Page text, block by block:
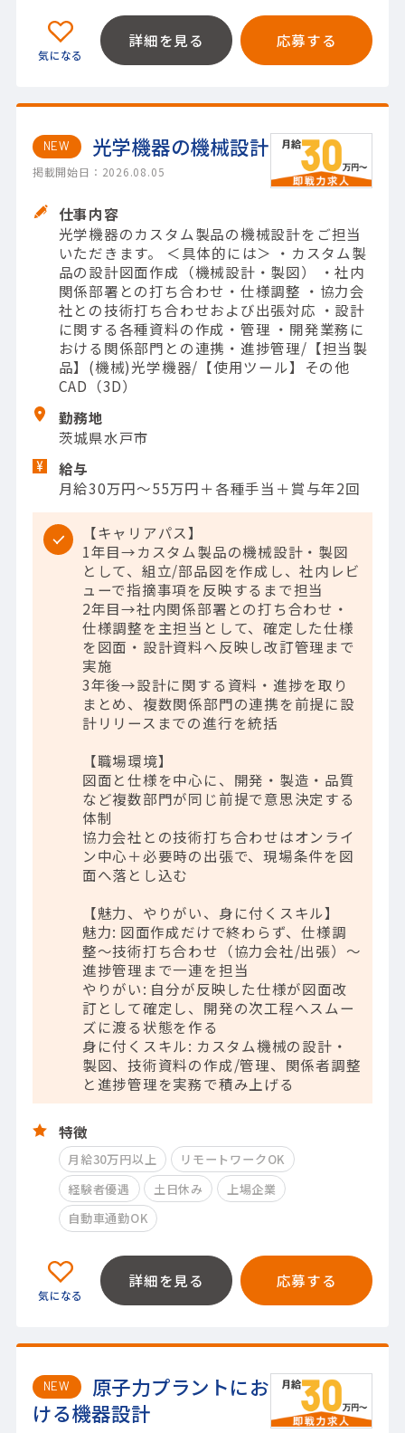
詳細を見る 応募する
NEW 光学機器の機械設計
掲載開始日：2026.08.05
仕事内容
光学機器のカスタム製品の機械設計をご担当
いただきます。 ＜具体的には＞ ・カスタム製
品の設計図面作成（機械設計・製図） ・社内
関係部署との打ち合わせ・仕様調整 ・協力会
社との技術打ち合わせおよび出張対応 ・設計
に関する各種資料の作成・管理 ・開発業務に
おける関係部門との連携・進捗管理/【担当製
品】(機械)光学機器/【使用ツール】その他
CAD（3D）
勤務地
茨城県水戸市
給与
月給30万円～55万円＋各種手当＋賞与年2回
【キャリアパス】
1年目→カスタム製品の機械設計・製図
として、組立/部品図を作成し、社内レビ
ューで指摘事項を反映するまで担当
2年目→社内関係部署との打ち合わせ・
仕様調整を主担当として、確定した仕様
を図面・設計資料へ反映し改訂管理まで
実施
3年後→設計に関する資料・進捗を取り
まとめ、複数関係部門の連携を前提に設
計リリースまでの進行を統括
【職場環境】
図面と仕様を中心に、開発・製造・品質
など複数部門が同じ前提で意思決定する
体制
協力会社との技術打ち合わせはオンライ
ン中心＋必要時の出張で、現場条件を図
面へ落とし込む
【魅力、やりがい、身に付くスキル】
魅力: 図面作成だけで終わらず、仕様調
整～技術打ち合わせ（協力会社/出張）～
進捗管理まで一連を担当
やりがい: 自分が反映した仕様が図面改
訂として確定し、開発の次工程へスムー
ズに渡る状態を作る
身に付くスキル: カスタム機械の設計・
製図、技術資料の作成/管理、関係者調整
と進捗管理を実務で積み上げる
特徴
月給30万円以上
リモートワークOK
経験者優遇
土日休み
上場企業
自動車通勤OK
詳細を見る 応募する
NEW
原子力プラントにお
ける機器設計